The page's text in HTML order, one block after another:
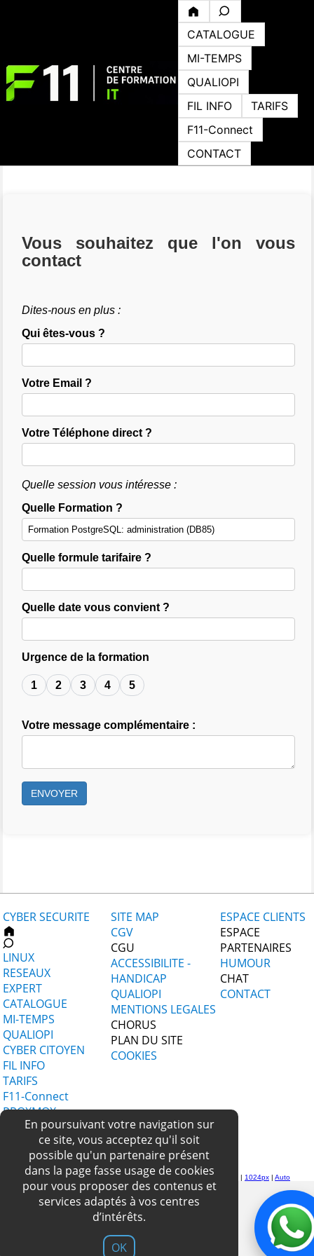
CATALOGUE
MI-TEMPS
QUALIOPI
FIL INFO
TARIFS
F11-Connect
CONTACT
En poursuivant votre navigation sur
ce site, vous acceptez qu'il soit
possible qu'un partenaire présent
dans la page fasse usage de cookies
pour vous proposer des contenus et
services adaptés à vos centres
d’intérêts.
OK
Vous souhaitez que l'on vous
contact
Dites-nous en plus :
Qui êtes-vous ?
Votre Email ?
Votre Téléphone direct ?
Quelle session vous intéresse :
Quelle Formation ?
Quelle formule tarifaire ?
Quelle date vous convient ?
Urgence de la formation
1 2 3 4 5
Votre message complémentaire :
ENVOYER
CYBER SECURITE
LINUX
RESEAUX
EXPERT
CATALOGUE
MI-TEMPS
QUALIOPI
CYBER CITOYEN
FIL INFO
TARIFS
F11-Connect
PROXMOX
CONTACT
CATALOGUE
FORMATIONS
SITE MAP
CGV
CGU
ACCESSIBILITE -
HANDICAP
QUALIOPI
MENTIONS LEGALES
CHORUS
PLAN DU SITE
COOKIES
ESPACE CLIENTS
ESPACE
PARTENAIRES
HUMOUR
CHAT
CONTACT
F11 - copyright 1997-2026 (version Mobile)
New Responsive Design -> Actu:508px | Real:508 |640px| | 1024px | Auto